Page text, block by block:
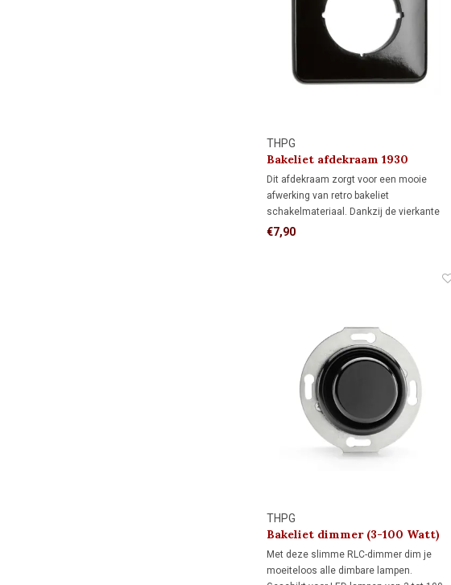
THPG
Bakeliet afdekraam 1930
Dit afdekraam zorgt voor een mooie
afwerking van retro bakeliet
schakelmateriaal. Dankzij de vierkante
vorm biedt het meer dekking rondom de
€7,90
THPG
Bakeliet dimmer (3-100 Watt)
1930
Met deze slimme RLC-dimmer dim je
moeiteloos alle dimbare lampen.